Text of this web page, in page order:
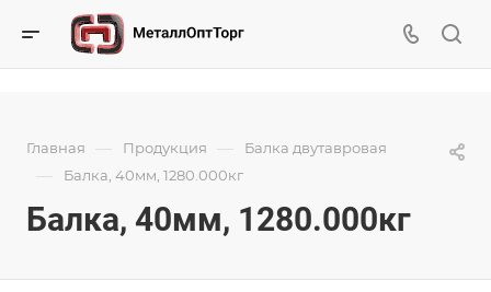
Главная — Продукция — Балка двутавровая
— Балка, 40мм, 1280.000кг
Балка, 40мм, 1280.000кг